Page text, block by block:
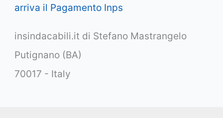
arriva il Pagamento Inps
insindacabili.it di Stefano Mastrangelo
Putignano (BA)
70017 - Italy